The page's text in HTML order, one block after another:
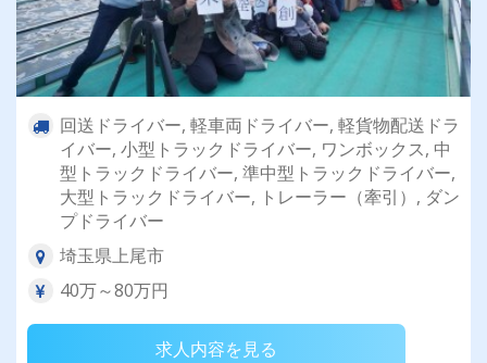
回送ドライバー, 軽車両ドライバー, 軽貨物配送ドラ
イバー, 小型トラックドライバー, ワンボックス, 中
型トラックドライバー, 準中型トラックドライバー,
大型トラックドライバー, トレーラー（牽引）, ダン
プドライバー
埼玉県上尾市
40万～80万円
求人内容を見る